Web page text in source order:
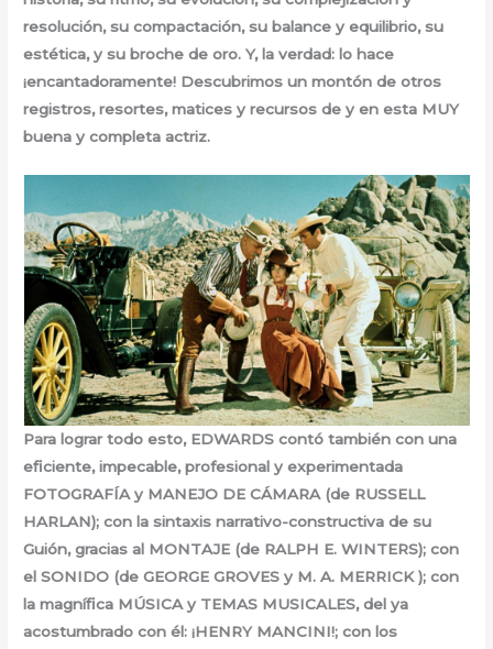
resolución, su compactación, su balance y equilibrio, su
estética, y su broche de oro. Y, la verdad: lo hace
¡encantadoramente! Descubrimos un montón de otros
registros, resortes, matices y recursos de y en esta MUY
buena y completa actriz.
Para lograr todo esto, EDWARDS contó también con una
eficiente, impecable, profesional y experimentada
FOTOGRAFÍA y MANEJO DE CÁMARA (de RUSSELL
HARLAN); con la sintaxis narrativo-constructiva de su
Guión, gracias al MONTAJE (de RALPH E. WINTERS); con
el SONIDO (de GEORGE GROVES y M. A. MERRICK ); con
la magnífica MÚSICA y TEMAS MUSICALES, del ya
acostumbrado con él: ¡HENRY MANCINI!; con los